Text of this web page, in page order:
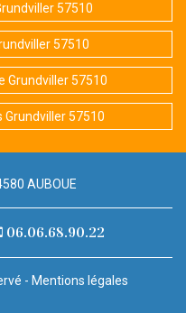
57510
57510
Grundviller 57510
Grundviller 57510
AUBOUE
06.06.68.90.22
- Mentions légales